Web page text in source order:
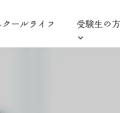
クールライフ 受験生の